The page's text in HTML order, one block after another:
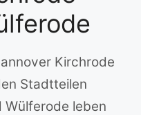
Kirchrode
Stadtteilen
Wülferode leben